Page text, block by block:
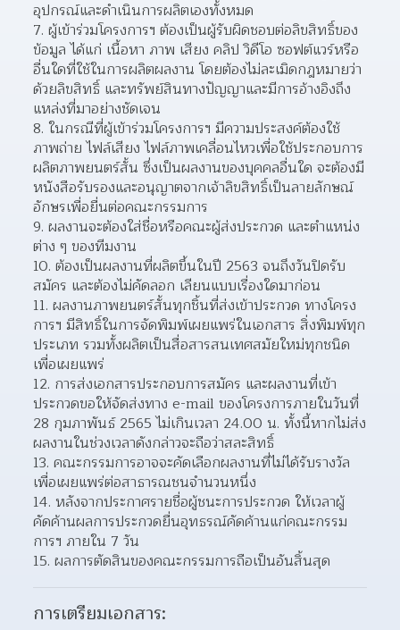
อุปกรณ์และดำเนินการผลิตเองทั้งหมด
ผู้เข้าร่วมโครงการฯ ต้องเป็นผู้รับผิดชอบต่อลิขสิทธิ์ของ
ข้อมูล ได้แก่ เนื้อหา ภาพ เสียง คลิป วิดีโอ ซอฟต์แวร์หรือ
อื่นใดที่ใช้ในการผลิตผลงาน โดยต้องไม่ละเมิดกฎหมายว่า
ด้วยลิขสิทธิ์ และทรัพย์สินทางปัญญาและมีการอ้างอิงถึง
แหล่งที่มาอย่างชัดเจน
ในกรณีที่ผู้เข้าร่วมโครงการฯ มีความประสงค์ต้องใช้
ภาพถ่าย ไฟล์เสียง ไฟล์ภาพเคลื่อนไหวเพื่อใช้ประกอบการ
ผลิตภาพยนตร์สั้น ซึ่งเป็นผลงานของบุคคลอื่นใด จะต้องมี
หนังสือรับรองและอนุญาตจากเจ้าลิขสิทธิ์เป็นลายลักษณ์
อักษรเพื่อยื่นต่อคณะกรรมการ
ผลงานจะต้องใส่ชื่อหรือคณะผู้ส่งประกวด และตำแหน่ง
ต่าง ๆ ของทีมงาน
ต้องเป็นผลงานที่ผลิตขึ้นในปี 2563 จนถึงวันปิดรับ
สมัคร และต้องไม่คัดลอก เลียนแบบเรื่องใดมาก่อน
ผลงานภาพยนตร์สั้นทุกชิ้นที่ส่งเข้าประกวด ทางโครง
การฯ มีสิทธิ์ในการจัดพิมพ์เผยแพร่ในเอกสาร สิ่งพิมพ์ทุก
ประเภท รวมทั้งผลิตเป็นสื่อสารสนเทศสมัยใหม่ทุกชนิด
เพื่อเผยแพร่
การส่งเอกสารประกอบการสมัคร และผลงานที่เข้า
ประกวดขอให้จัดส่งทาง e-mail ของโครงการภายในวันที่
28 กุมภาพันธ์ 2565 ไม่เกินเวลา 24.00 น. ทั้งนี้หากไม่ส่ง
ผลงานในช่วงเวลาดังกล่าวจะถือว่าสละสิทธิ์
คณะกรรมการอาจจะคัดเลือกผลงานที่ไม่ได้รับรางวัล
เพื่อเผยแพร่ต่อสาธารณชนจำนวนหนึ่ง
หลังจากประกาศรายชื่อผู้ชนะการประกวด ให้เวลาผู้
คัดค้านผลการประกวดยื่นอุทธรณ์คัดค้านแก่คณะกรรม
การฯ ภายใน 7 วัน
ผลการตัดสินของคณะกรรมการถือเป็นอันสิ้นสุด
การเตรียมเอกสาร: